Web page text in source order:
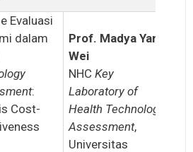
Evaluasi
dalam
:
Cost-
Prof. Madya Yan
Wei
NHCKey
Laboratory of
Health Technology
Assessment,
Universitas